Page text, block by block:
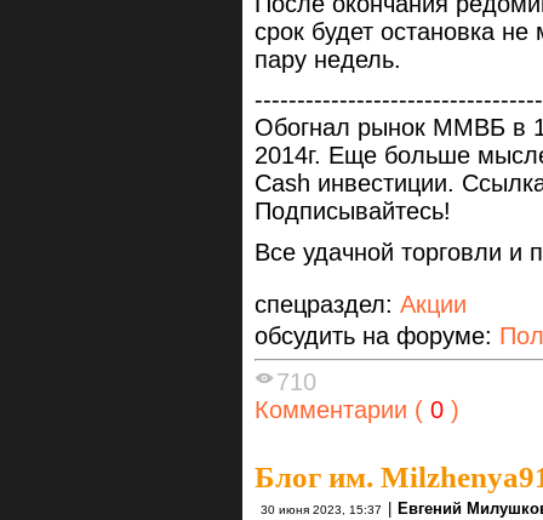
срок будет остановка не
пару недель.
Обогнал рынок ММВБ в
2014г. Еще больше
Cash инвестиции.
Подписывайтесь!
Все удачной торговли и
спецраздел: Акции
обсудить на форуме:
710
Комментарии ( 0 )
Блог им.
30 июня 2023, 15:37 Евгений